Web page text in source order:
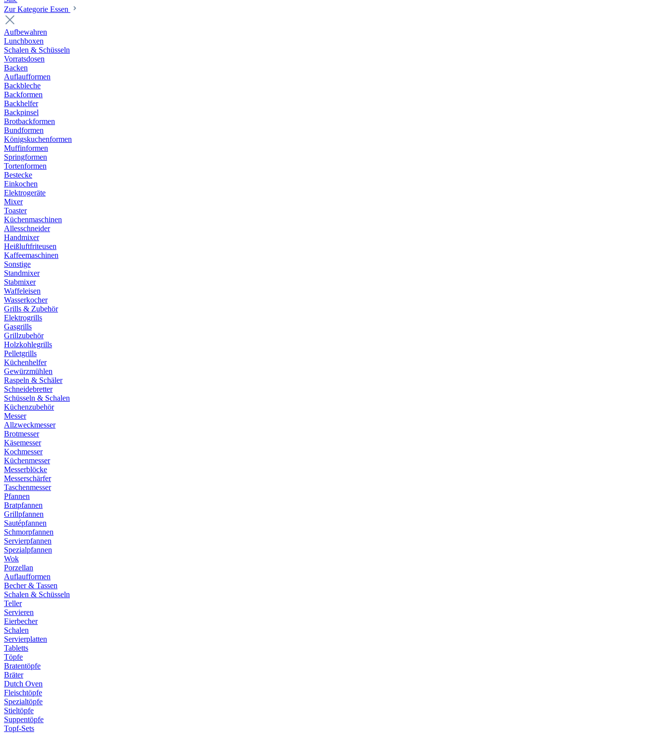
Zur Kategorie Essen
Aufbewahren
Lunchboxen
Schalen & Schüsseln
Vorratsdosen
Backen
Auflaufformen
Backbleche
Backformen
Backhelfer
Backpinsel
Brotbackformen
Bundformen
Königskuchenformen
Muffinformen
Springformen
Tortenformen
Bestecke
Einkochen
Elektrogeräte
Mixer
Toaster
Küchenmaschinen
Allesschneider
Handmixer
Heißluftfriteusen
Kaffeemaschinen
Sonstige
Standmixer
Stabmixer
Waffeleisen
Wasserkocher
Grills & Zubehör
Elektrogrills
Gasgrills
Grillzubehör
Holzkohlegrills
Pelletgrills
Küchenhelfer
Gewürzmühlen
Raspeln & Schäler
Schneidebretter
Schüsseln & Schalen
Küchenzubehör
Messer
Allzweckmesser
Brotmesser
Käsemesser
Kochmesser
Küchenmesser
Messerblöcke
Messerschärfer
Taschenmesser
Pfannen
Bratpfannen
Grillpfannen
Sautépfannen
Schmorpfannen
Servierpfannen
Spezialpfannen
Wok
Porzellan
Auflaufformen
Becher & Tassen
Schalen & Schüsseln
Teller
Servieren
Eierbecher
Schalen
Servierplatten
Tabletts
Töpfe
Bratentöpfe
Bräter
Dutch Oven
Fleischtöpfe
Spezialtöpfe
Stieltöpfe
Suppentöpfe
Topf-Sets